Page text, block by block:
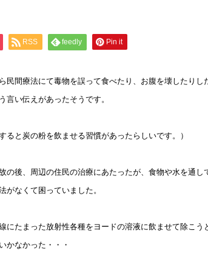
RSS feedly Pin it
民間療法にて毒物を誤って食べたり、お腹を壊したりし
言い伝えがあったそうです。
ると炭の粉を飲ませる習慣があったらしいです。）
の後、周辺の住民の治療にあたったが、食物や水を通し
がなくて困っていました。
にたまった放射性各種をヨードの溶液に飲ませて除こう
かなかった・・・